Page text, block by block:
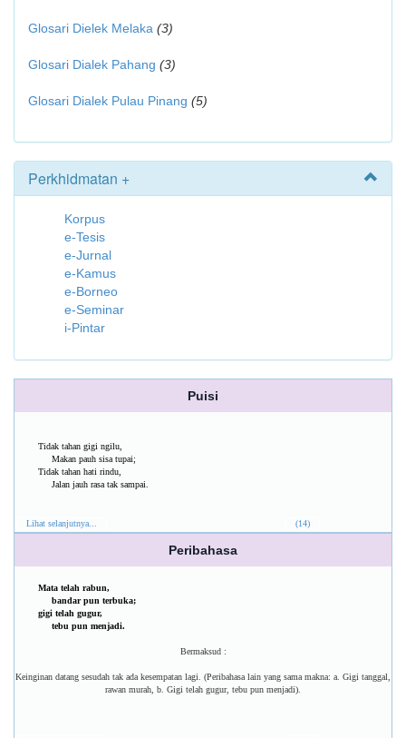
Glosari Dielek Melaka (3)
Glosari Dialek Pahang (3)
Glosari Dialek Pulau Pinang (5)
Perkhidmatan +
Korpus
e-Tesis
e-Jurnal
e-Kamus
e-Borneo
e-Seminar
i-Pintar
Puisi
Tidak tahan gigi ngilu,
Makan pauh sisa tupai;
Tidak tahan hati rindu,
Jalan jauh rasa tak sampai.
Lihat selanjutnya... (14)
Peribahasa
Mata telah rabun,
bandar pun terbuka;
gigi telah gugur,
tebu pun menjadi.
Bermaksud :
Keinginan datang sesudah tak ada kesempatan lagi. (Peribahasa lain yang sama makna: a. Gigi tanggal,
rawan murah, b. Gigi telah gugur, tebu pun menjadi).